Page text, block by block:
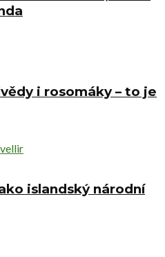
i rosomáky – to je
islandský národní